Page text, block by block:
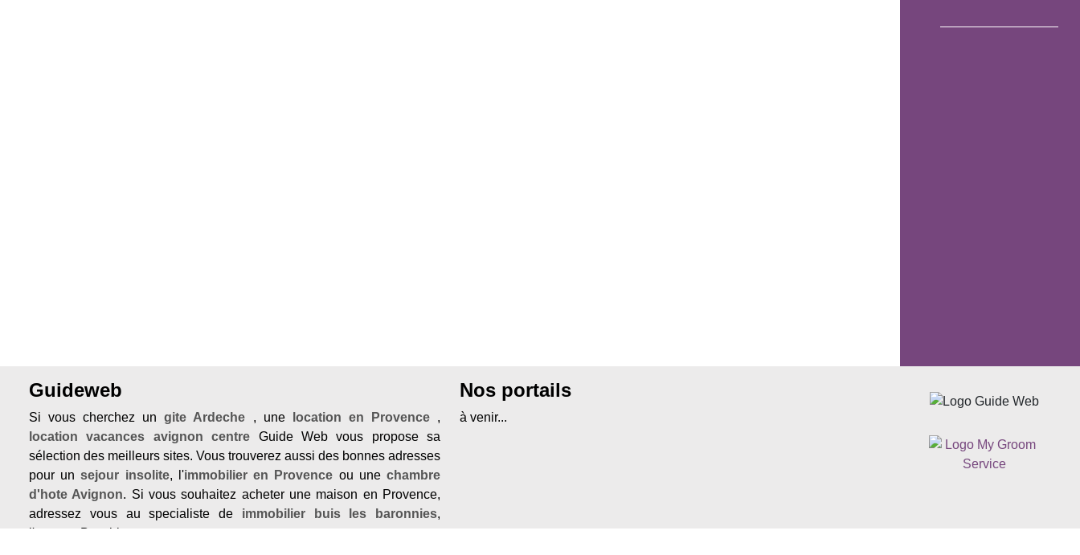
Guideweb
Si vous cherchez ungite Ardeche , une location en Provence,
location vacances avignon centre Guide Web vous propose sa
sélection des meilleurs sites. Vous trouverez aussi des bonnes adresses
pour unsejour insolite, l'immobilier en Provence ou unechambre
d'hote Avignon. Si vous souhaitez acheter une maison en Provence,
adressez vous au specialiste de immobilier buis les baronnies,
l'agence Boschi.
Nos portails
à venir...